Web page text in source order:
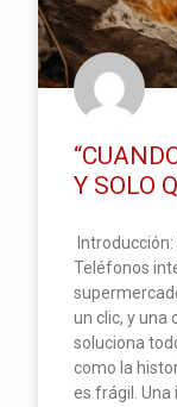
Y SOLO
Teléfonos
un clic, y una
soluciona
como la
es frágil.